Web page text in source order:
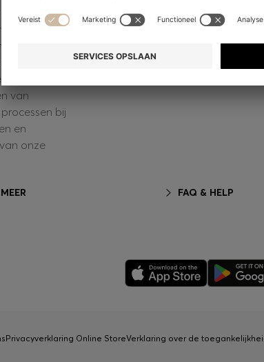
BOSS
de manier
te
zich richt op
van
bij
en
onze
FAQ & HELP
Privacyverklaring Online StoreVerklaring over de